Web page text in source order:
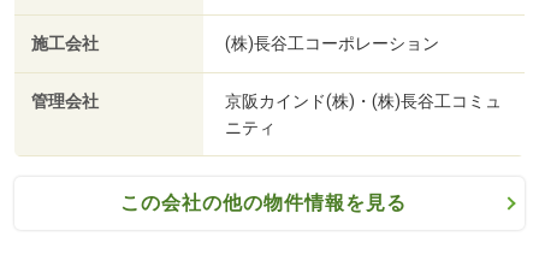
施工会社 (株)長谷工コーポレーション
管理会社
京阪カインド(株)・(株)長谷工コミュ
ニティ
この会社の他の物件情報を見る